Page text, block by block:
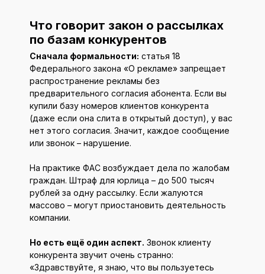
Что говорит закон о рассылках
по базам конкурентов
Сначала формальности: статья 18
Федерального закона «О рекламе» запрещает
распространение рекламы без
предварительного согласия абонента. Если вы
купили базу номеров клиентов конкурента
(даже если она слита в открытый доступ), у вас
нет этого согласия. Значит, каждое сообщение
или звонок – нарушение.
На практике ФАС возбуждает дела по жалобам
граждан. Штраф для юрлица – до 500 тысяч
рублей за одну рассылку. Если жалуются
массово – могут приостановить деятельность
компании.
Но есть ещё один аспект. Звонок клиенту
конкурента звучит очень странно:
«Здравствуйте, я знаю, что вы пользуетесь